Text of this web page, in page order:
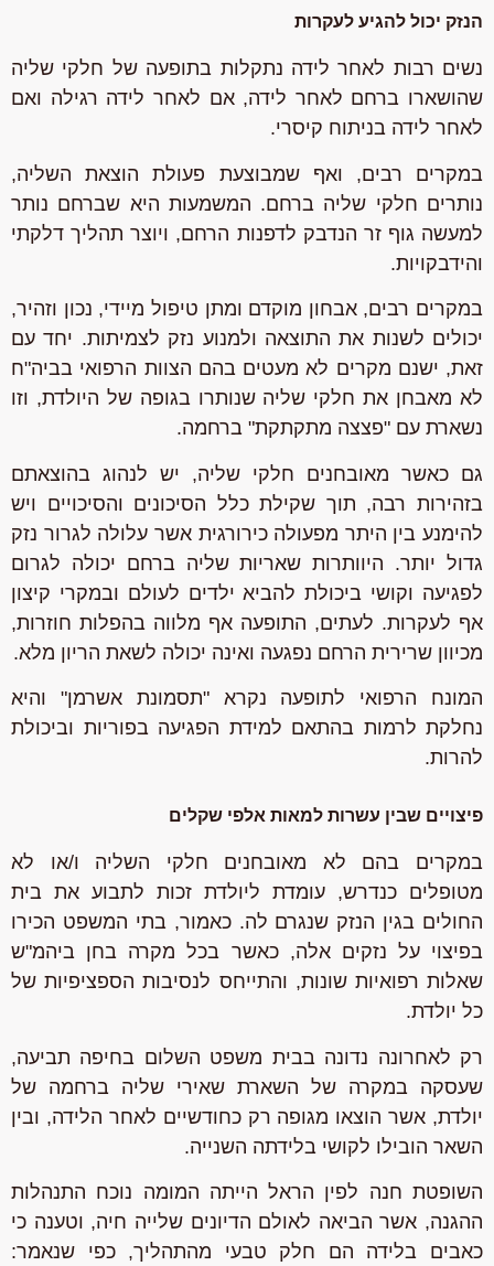
הנזק יכול להגיע לעקרות
נשים רבות לאחר לידה נתקלות בתופעה של חלקי שליה
שהושארו ברחם לאחר לידה, אם לאחר לידה רגילה ואם
לאחר לידה בניתוח קיסרי.
במקרים רבים, ואף שמבוצעת פעולת הוצאת השליה,
נותרים חלקי שליה ברחם. המשמעות היא שברחם נותר
למעשה גוף זר הנדבק לדפנות הרחם, ויוצר תהליך דלקתי
והידבקויות.
במקרים רבים, אבחון מוקדם ומתן טיפול מיידי, נכון וזהיר,
יכולים לשנות את התוצאה ולמנוע נזק לצמיתות. יחד עם
זאת, ישנם מקרים לא מעטים בהם הצוות הרפואי בביה"ח
לא מאבחן את חלקי שליה שנותרו בגופה של היולדת, וזו
נשארת עם "פצצה מתקתקת" ברחמה.
גם כאשר מאובחנים חלקי שליה, יש לנהוג בהוצאתם
בזהירות רבה, תוך שקילת כלל הסיכונים והסיכויים ויש
להימנע בין היתר מפעולה כירורגית אשר עלולה לגרור נזק
גדול יותר. היוותרות שאריות שליה ברחם יכולה לגרום
לפגיעה וקושי ביכולת להביא ילדים לעולם ובמקרי קיצון
אף לעקרות. לעתים, התופעה אף מלווה בהפלות חוזרות,
מכיוון שרירית הרחם נפגעה ואינה יכולה לשאת הריון מלא.
המונח הרפואי לתופעה נקרא "תסמונת אשרמן" והיא
נחלקת לרמות בהתאם למידת הפגיעה בפוריות וביכולת
להרות.
פיצויים שבין עשרות למאות אלפי שקלים
במקרים בהם לא מאובחנים חלקי השליה ו/או לא
מטופלים כנדרש, עומדת ליולדת זכות לתבוע את בית
החולים בגין הנזק שנגרם לה. כאמור, בתי המשפט הכירו
בפיצוי על נזקים אלה, כאשר בכל מקרה בחן ביהמ"ש
שאלות רפואיות שונות, והתייחס לנסיבות הספציפיות של
כל יולדת.
רק לאחרונה נדונה בבית משפט השלום בחיפה תביעה,
שעסקה במקרה של השארת שאירי שליה ברחמה של
יולדת, אשר הוצאו מגופה רק כחודשיים לאחר הלידה, ובין
השאר הובילו לקושי בלידתה השנייה.
השופטת חנה לפין הראל הייתה המומה נוכח התנהלות
ההגנה, אשר הביאה לאולם הדיונים שלייה חיה, וטענה כי
כאבים בלידה הם חלק טבעי מהתהליך, כפי שנאמר: